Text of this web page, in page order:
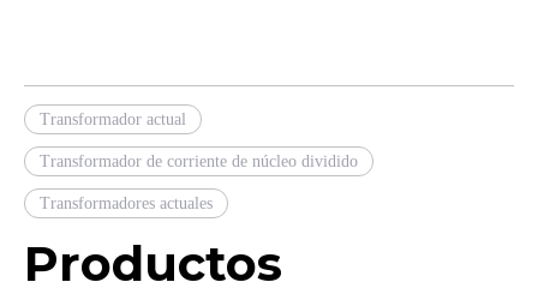
Transformador actual
Transformador de corriente de núcleo dividido
Transformadores actuales
Productos